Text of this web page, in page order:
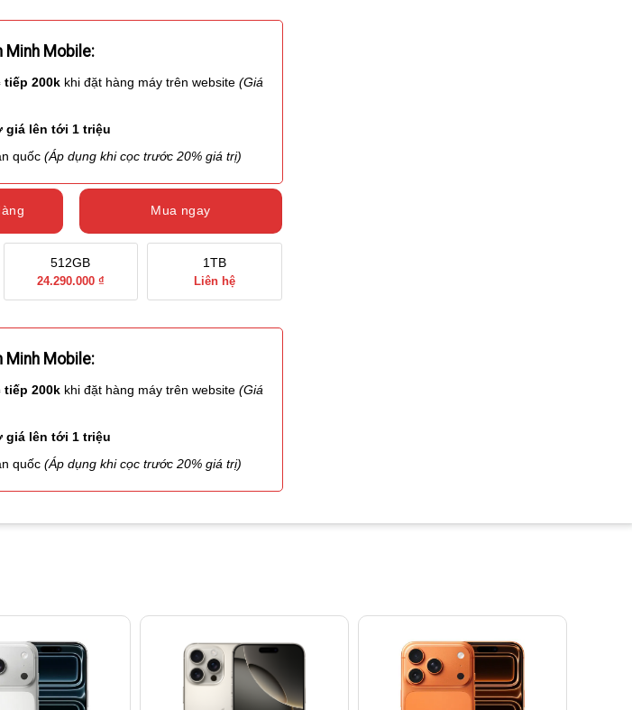
Minh Mobile:
tiếp 200k khi đặt hàng máy trên website(Giá
giá lên tới 1 triệu
quốc(Áp dụng khi cọc trước 20% giá trị)
Mua ngay
512GB
24.290.000 ₫
1TB
Liên hệ
Minh Mobile:
tiếp 200k khi đặt hàng máy trên website(Giá
giá lên tới 1 triệu
quốc(Áp dụng khi cọc trước 20% giá trị)